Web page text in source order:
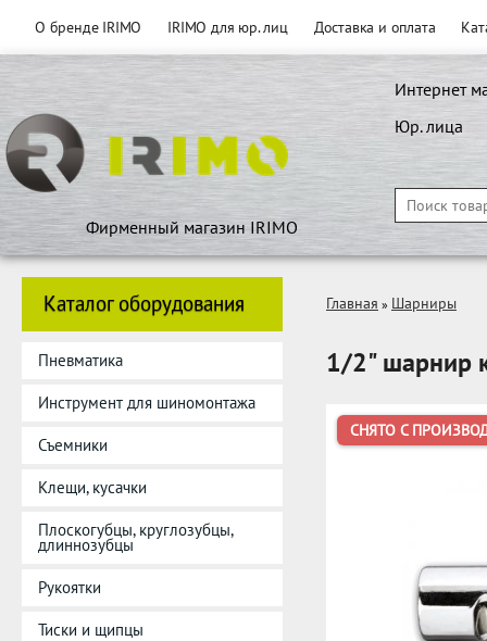
О бренде IRIMO IRIMO для юр. лиц Доставка и оплата
Фирменный магазин IRIMO
Интернет
Юр. лица
Каталог оборудования
Пневматика
Инструмент для шиномонтажа
Съемники
Клещи, кусачки
Плоскогубцы, круглозубцы,
длиннозубцы
Рукоятки
Тиски и щипцы
Главная » Шарниры
1/2" шарнир
СНЯТО С